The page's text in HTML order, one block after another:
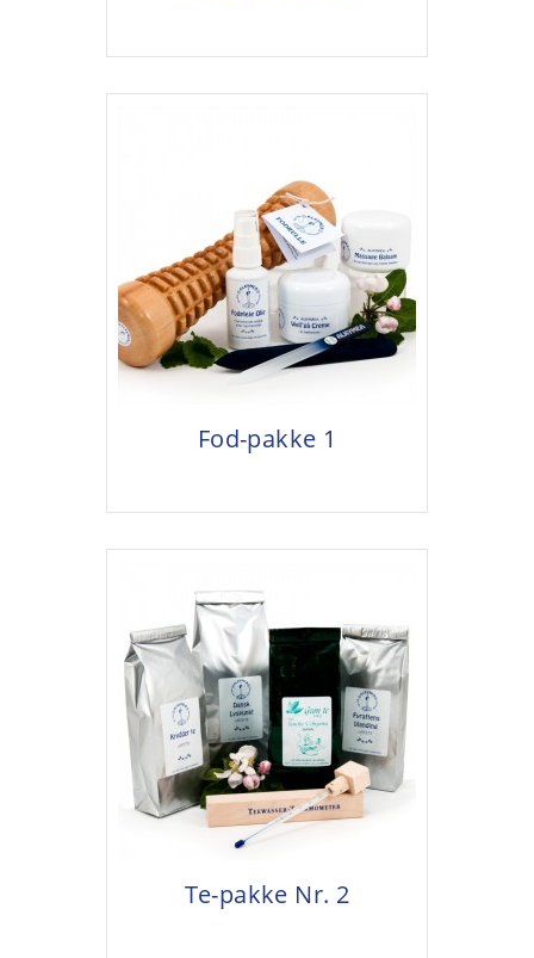
Fod-pakke 1
Te-pakke Nr. 2